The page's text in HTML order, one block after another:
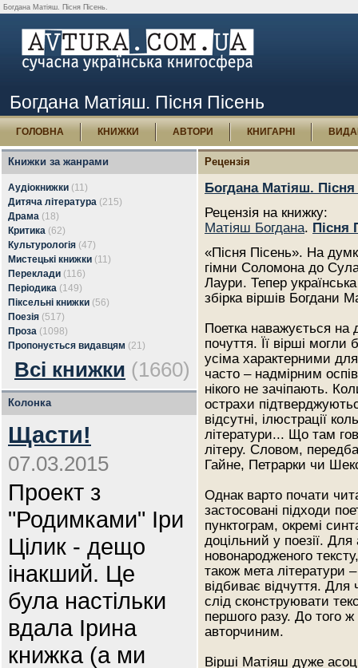
Богдана Матіяш. Пісня Пісень.
Богдана Матіяш. Пісня Пісень
ГОЛОВНА КНИЖКИ АВТОРИ КНИГАРНІ
Книжки за жанрами
Аудіокнижки (11)
Дитяча література (215)
Драма (18)
Критика (62)
Культурологія (47)
Мистецькі книжки (11)
Переклади (116)
Періодика (149)
Піксельні книжки (56)
Поезія (517)
Проза (1098)
Пропонується видавцям (21)
Всі книжки (1660)
Колонка
Щасти!
07.03.2015
Проект з
"Родимками" Іри
Цілик - дещо
інакший. Це
була настільки
вдала Ірина
книжка (а ми
Рецензія
Богдана Матіяш. Пісня
Рецензія на книжку:
Матіяш Богдана. Пісня
«Пісня Пісень». На
гімни Соломона до
Лаури. Тепер
збірка віршів Богдани
Поетка наважується на
почуття. Її вірші
усіма характерними
часто – надмірним
нікого не зачіпають.
острахи
відсутні, ілюстрації
літератури... Що там
літеру. Словом,
Гайне, Петрарки чи
Однак варто почати
застосовані підходи
пунктограм, окремі
доцільний у поезії.
новонародженого
також мета літератури
відбиває відчуття.
слід сконструювати
першого разу. До того ж
авторчиним.
Вірші Матіяш дуже